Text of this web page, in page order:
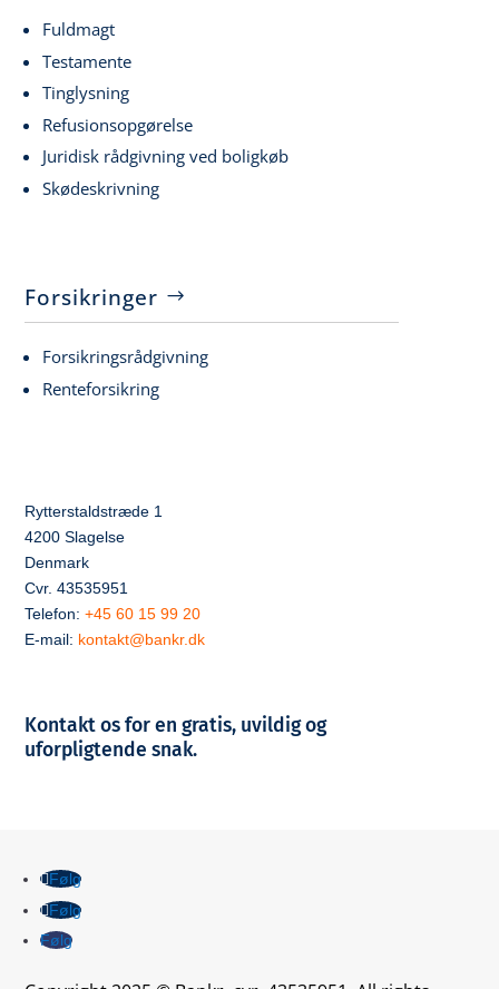
Fuldmagt
Testamente
Tinglysning
Refusionsopgørelse
Juridisk rådgivning ved boligkøb
Skødeskrivning
Forsikringer
Forsikringsrådgivning
Renteforsikring
Rytterstaldstræde 1
4200 Slagelse
Denmark
Cvr. 43535951
Telefon:+45 60 15 99 20
E-mail: kontakt@bankr.dk
Kontakt os for en gratis, uvildig og
uforpligtende snak.
Følg
Følg
Følg